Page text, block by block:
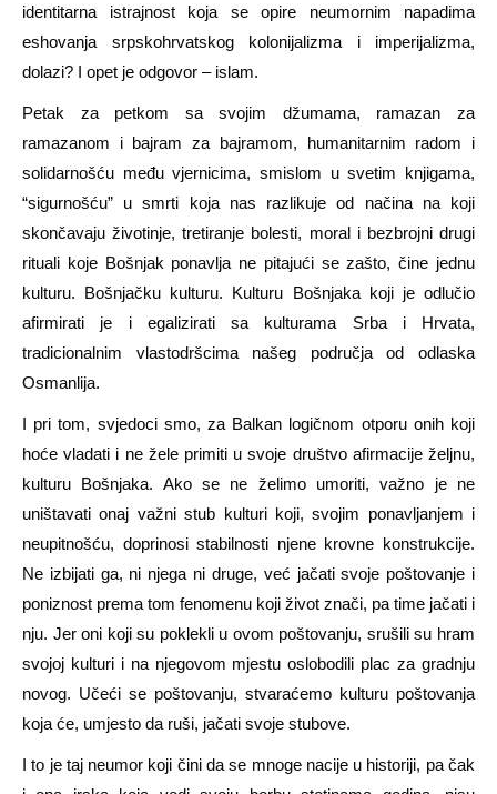
identitarna istrajnost koja se opire neumornim napadima
eshovanja srpskohrvatskog kolonijalizma i imperijalizma,
dolazi? I opet je odgovor – islam.
Petak za petkom sa svojim džumama, ramazan za
ramazanom i bajram za bajramom, humanitarnim radom i
solidarnošću među vjernicima, smislom u svetim knjigama,
“sigurnošću” u smrti koja nas razlikuje od načina na koji
skončavaju životinje, tretiranje bolesti, moral i bezbrojni drugi
rituali koje Bošnjak ponavlja ne pitajući se zašto, čine jednu
kulturu. Bošnjačku kulturu. Kulturu Bošnjaka koji je odlučio
afirmirati je i egalizirati sa kulturama Srba i Hrvata,
tradicionalnim vlastodršcima našeg područja od odlaska
Osmanlija.
I pri tom, svjedoci smo, za Balkan logičnom otporu onih koji
hoće vladati i ne žele primiti u svoje društvo afirmacije željnu,
kulturu Bošnjaka. Ako se ne želimo umoriti, važno je ne
uništavati onaj važni stub kulturi koji, svojim ponavljanjem i
neupitnošću, doprinosi stabilnosti njene krovne konstrukcije.
Ne izbijati ga, ni njega ni druge, već jačati svoje poštovanje i
poniznost prema tom fenomenu koji život znači, pa time jačati i
nju. Jer oni koji su poklekli u ovom poštovanju, srušili su hram
svojoj kulturi i na njegovom mjestu oslobodili plac za gradnju
novog. Učeći se poštovanju, stvaraćemo kulturu poštovanja
koja će, umjesto da ruši, jačati svoje stubove.
I to je taj neumor koji čini da se mnoge nacije u historiji, pa čak